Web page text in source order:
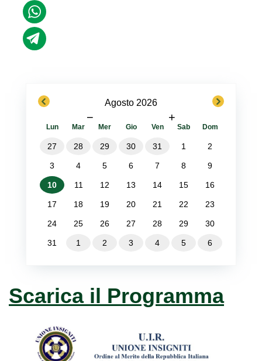
previous Agosto 2026
− +
next
Lun Mar Mer Gio Ven Sab Dom
27 28 29 30 31 1 2
3 4 5 6 7 8 9
10 11 12 13 14 15 16
17 18 19 20 21 22 23
24 25 26 27 28 29 30
31 1 2 3 4 5 6
Scarica il Programma